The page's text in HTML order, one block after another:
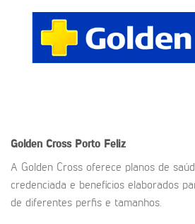
Golden Cross Porto Feliz
A Golden Cross oferece planos de
credenciada e benefícios elaborados
de diferentes perfis e tamanhos.